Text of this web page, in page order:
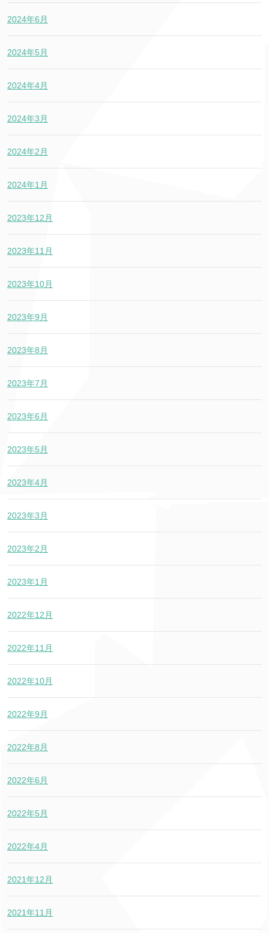
2024年6月
2024年5月
2024年4月
2024年3月
2024年2月
2024年1月
2023年12月
2023年11月
2023年10月
2023年9月
2023年8月
2023年7月
2023年6月
2023年5月
2023年4月
2023年3月
2023年2月
2023年1月
2022年12月
2022年11月
2022年10月
2022年9月
2022年8月
2022年6月
2022年5月
2022年4月
2021年12月
2021年11月